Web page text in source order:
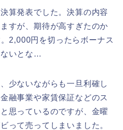
算発表でした。決算の内容
すが、期待が高すぎたのか
2,000円を切ったらボーナス
ないとな…
少ないながらも一旦利確し
融事業や家賃保証などのス
思っているのですが、金曜
って売ってしまいました。